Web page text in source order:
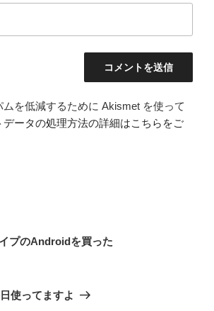
ムを低減するために Akismet を使って
データの処理方法の詳細はこちらをご
プのAndroidを買った
使ってますよ